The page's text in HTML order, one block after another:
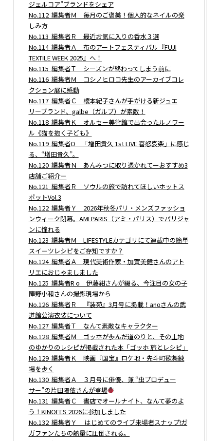
ジェルコア”ブランドをシェア
No.112 編集者Ｍ 毎月のご褒美！個人的なネイルの楽
しみ方
No.113 編集者Ｒ 最近お気に入りの香水３選
No.114 編集者Ａ 布のアートフェスティバル『FUJI
TEXTILE WEEK 2025』へ！
No.115 編集者Ｔ シーズンが終わってしまう前に
No.116 編集者Ｍ コシノヒロコ先生のアーカイブコレ
クション展に感動
No.117 編集者Ｃ 榎本紀子さんが手がける新ジュエ
リーブランド、galbe（ガルブ）が素敵！
No.118 編集者Ｋ オルセー美術館で出会ったルノワー
ル《猫を抱く子ども》
No.119 編集者O 「増田貴久 1st LIVE 喜怒哀楽」に感じ
る、“増田貴久”。
No.120 編集者Ｎ あんみつに取り憑かれてーおすすめ3
店舗ご紹介ー
No.121 編集者Ｒ ソウルの旅で訪れてほしいホットス
ポットVol.3
No.122 編集者Ｙ 2026年秋冬パリ・メンズファッショ
ンウィーク閉幕。AMI PARIS（アミ・パリス）でパリジャ
ンに憧れる
No.123 編集者Ｍ LIFESTYLEカテゴリにて連載中の簡単
スイーツレシピをご存知ですか？
No.124 編集者Ａ 現代美術作家・加賀美健さんのアト
リエにおじゃましました
No.125 編集者R o 伊藤紺さんが綴る、今注目の女の子
陣野小和さんの撮影現場から
No.126 編集者Ｒ 『装苑』3月号に掲載！anoさんの武
道館公演衣装について
No.127 編集者Ｔ なんて素敵なキャラクター
No.128 編集者Ｍ ゴッホが歩んだ道のりと、その土地
のゆかりのレシピが掲載された本「ゴッホ 旅とレシピ」
No.129 編集者Ｋ 映画『国宝』ロケ地・先斗町歌舞練
場を歩く
No.130 編集者Ａ ３月号に俳優、兼 “虫プロデュー
サー”の片田陽依さんが登場
No.131 編集者Ｃ 書店でオールナイト、なんて夢のよ
う！KINOFES 2026に参加しました
No.132 編集者Ｙ はじめてのライブ来場者スナップ!ガ
ガファンたちの熱量に圧倒される。